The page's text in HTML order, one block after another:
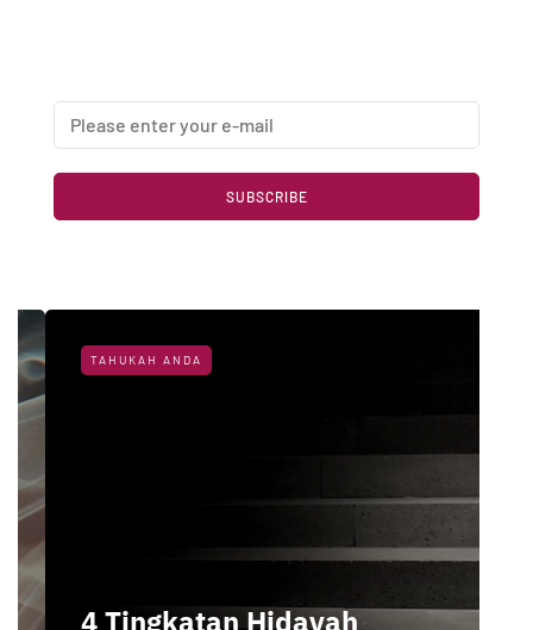
TAHUKAH ANDA
4 Tingkatan Hidayah
SUBSCRIBE